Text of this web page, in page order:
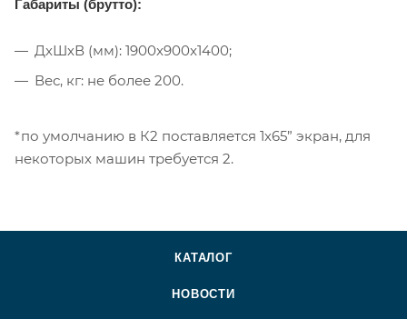
Габариты (брутто):
ДхШхВ (мм): 1900x900x1400;
Вес, кг: не более 200.
*по умолчанию в К2 поставляется 1х65” экран, для
некоторых машин требуется 2.
КАТАЛОГ
НОВОСТИ